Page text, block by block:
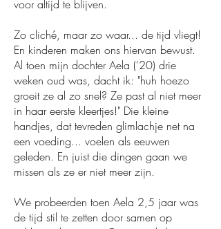
voor altijd te blijven.
Zo cliché, maar zo waar... de tijd vliegt!
En kinderen maken ons hiervan bewust.
Al toen mijn dochter Aela ('20) drie
weken oud was, dacht ik: "huh hoezo
groeit ze al zo snel? Ze past al niet meer
in haar eerste kleertjes!" Die kleine
handjes, dat tevreden glimlachje net na
een voeding... voelen als eeuwen
geleden. En juist die dingen gaan we
missen als ze er niet meer zijn.
We probeerden toen Aela 2,5 jaar was
de tijd stil te zetten door samen op